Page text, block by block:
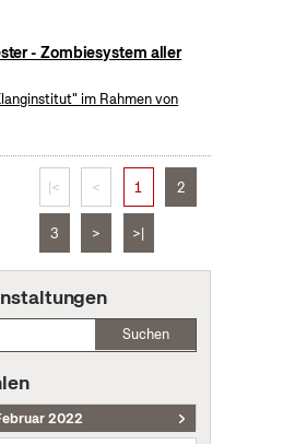
- Zombiesystem aller
im Rahmen von
|< < 1 2
3 > >|
Suchen
2022